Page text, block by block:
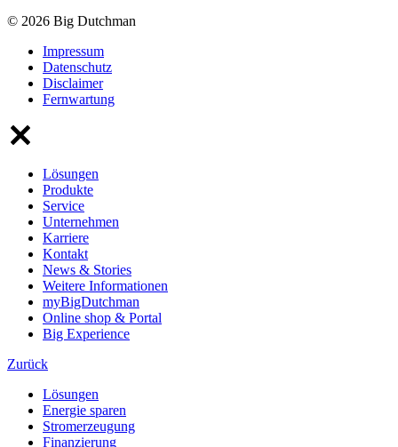
© 2026 Big Dutchman
Impressum
Datenschutz
Disclaimer
Fernwartung
Lösungen
Produkte
Service
Unternehmen
Karriere
Kontakt
News & Stories
Weitere Informationen
myBigDutchman
Online shop & Portal
Big Experience
Zurück
Lösungen
Energie sparen
Stromerzeugung
Finanzierung